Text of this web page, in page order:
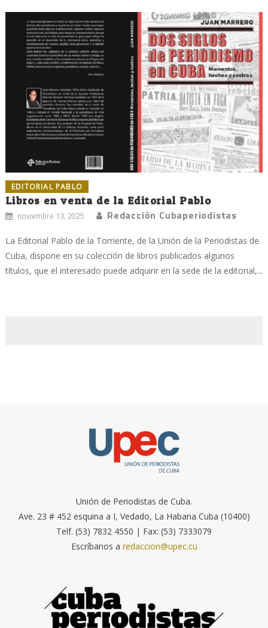
EDITORIAL PABLO
Libros en venta de la Editorial Pablo
noviembre 13, 2025 Redacción Cubaperiodistas
La Editorial Pablo de la Torriente, de la Unión de la Periodistas de
Cuba, dispone en su colección de libros publicados algunos
títulos, que el interesado puede adquirir en la sede de la editorial,...
Unión de Periodistas de Cuba.
Ave. 23 # 452 esquina a I, Vedado, La Habana Cuba (10400)
Telf. (53) 7832 4550 | Fax: (53) 7333079
Escríbanos a redaccion@upec.cu